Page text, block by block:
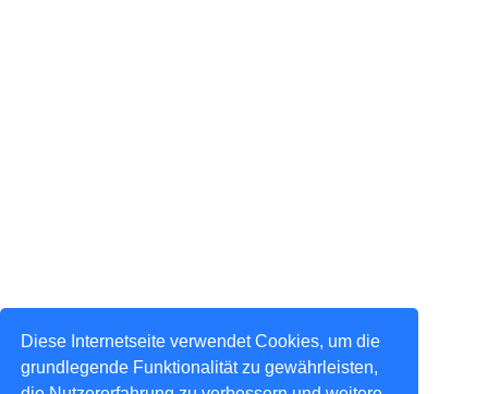
Diese Internetseite verwendet Cookies, um die
grundlegende Funktionalität zu gewährleisten,